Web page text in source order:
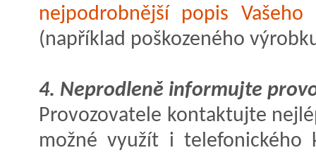
nejpodrobnější popis
(například poškozeného
4. Neprodleně informujte
Provozovatele kontaktujte
možné využít i telefonického